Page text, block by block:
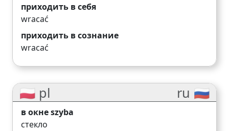
приходить в себя
wracać
приходить в сознание
wracać
🇵🇱 pl ru 🇷🇺
в окне szyba
стекло